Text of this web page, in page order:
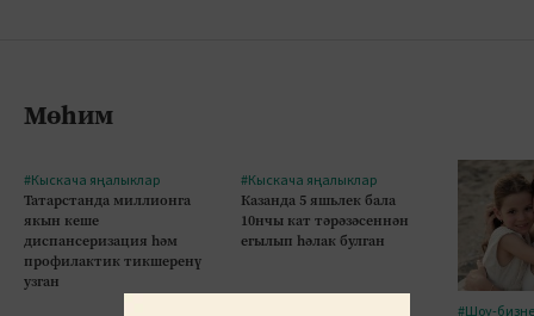
Мөһим
#Кыскача яңалыклар
Татарстанда миллионга
якын кеше
диспансеризация һәм
профилактик тикшеренү
узган
#Кыскача яңалыклар
Казанда 5 яшьлек бала
10нчы кат тәрәзәсеннән
егылып һәлак булган
#Шоу-